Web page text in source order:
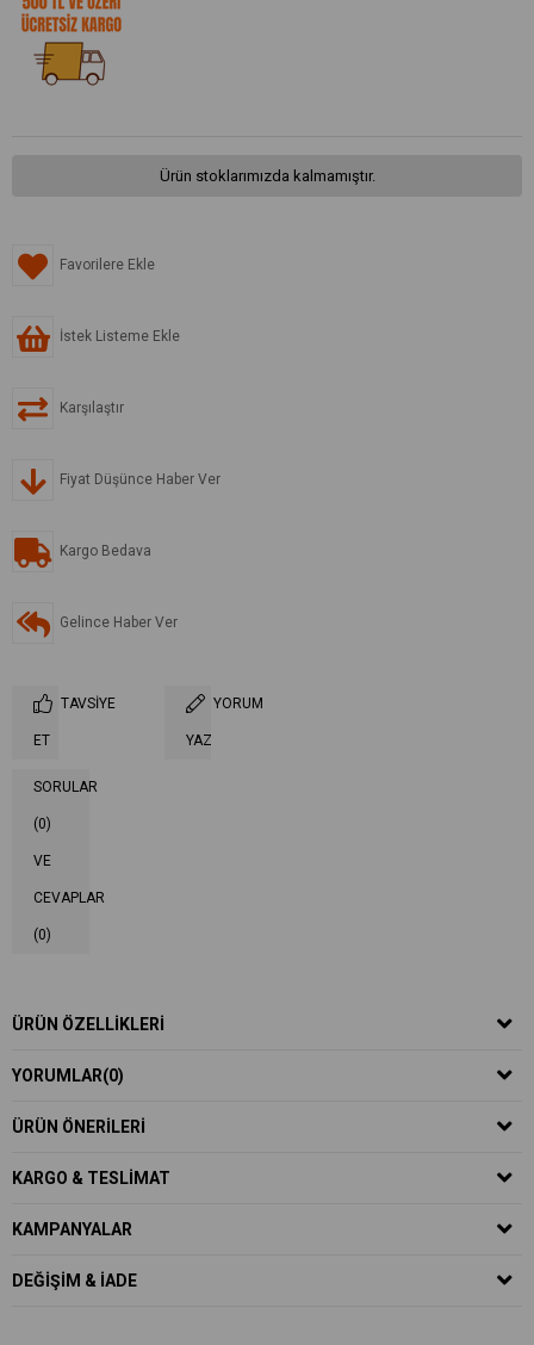
Ürün stoklarımızda kalmamıştır.
Favorilere Ekle
İstek Listeme Ekle
Karşılaştır
Fiyat Düşünce Haber Ver
Kargo Bedava
Gelince Haber Ver
TAVSIYE
ET
YORUM
YAZ
SORULAR
(0)
VE
CEVAPLAR
(0)
ÜRÜN ÖZELLIKLERI
YORUMLAR(0)
ÜRÜN ÖNERILERI
KARGO & TESLIMAT
KAMPANYALAR
DEĞIŞIM & İADE